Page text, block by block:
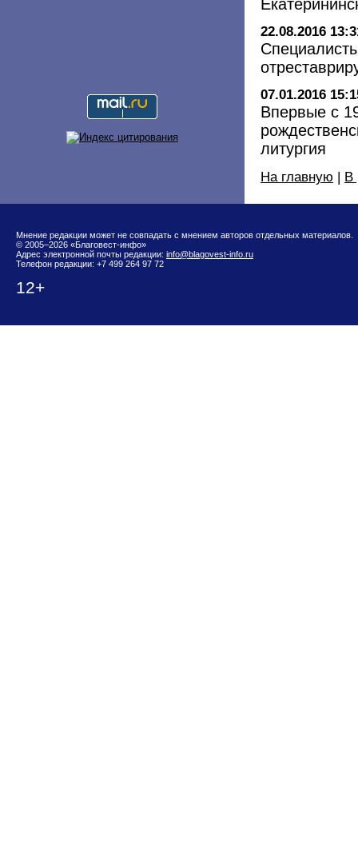
22.08.2016
07.01.2016
Впервые с
литургия
На главную | В
Мнение редакции может не совпадать с мнением авторов отдельных материалов.
© 2005–2026 «Благовест-инфо»
Адрес электронной почты редакции: info@blagovest-info.ru
Телефон редакции: +7 499 264 97 72
12+